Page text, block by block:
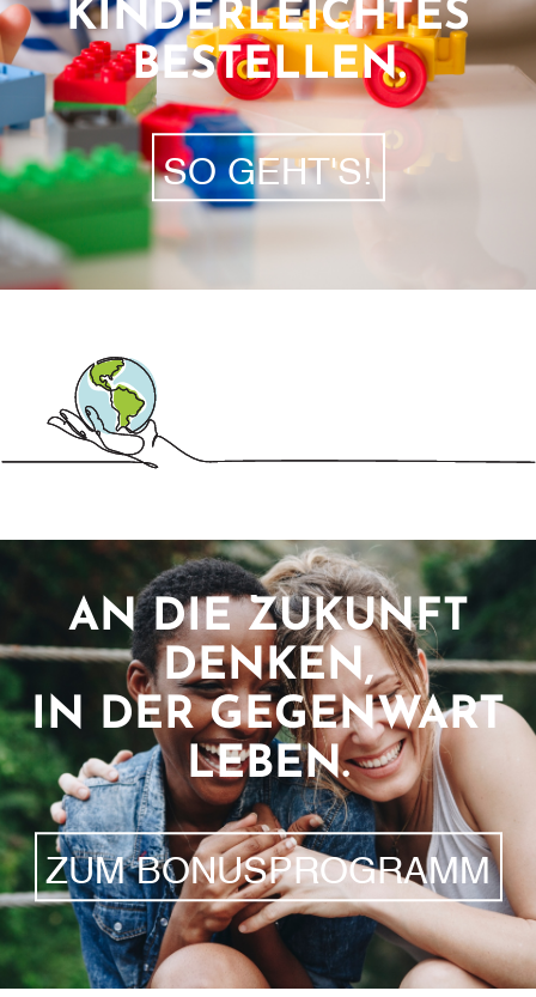
KINDERLEICHTES
BESTELLEN.
SO GEHT'S!
AN DIE ZUKUNFT
DENKEN,
IN DER GEGENWART
LEBEN.
ZUM BONUSPROGRAMM